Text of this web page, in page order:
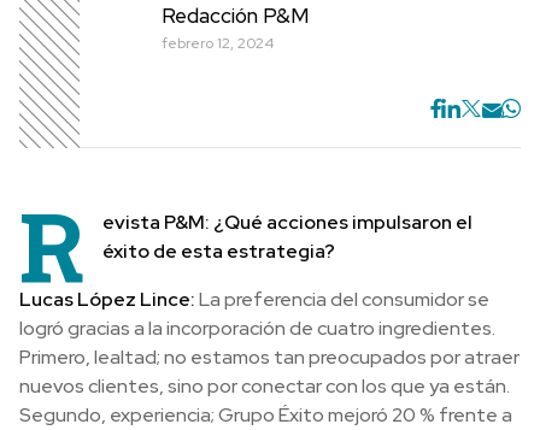
Redacción P&M
febrero 12, 2024
R
evista P&M: ¿Qué acciones impulsaron el
éxito de esta estrategia?
Lucas López Lince:La preferencia del consumidor se
logró gracias a la incorporación de cuatro ingredientes.
Primero, lealtad; no estamos tan preocupados por atraer
nuevos clientes, sino por conectar con los que ya están.
Segundo, experiencia; Grupo Éxito mejoró 20 % frente a